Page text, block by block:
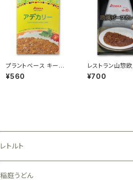
プラントベース キーマ
カレー「アデカリー」
¥560
レストラン山惣
フカレー 200g
¥700
レトルト
稲庭うどん